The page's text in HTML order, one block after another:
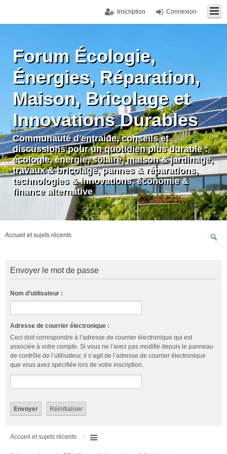
Connexion
Inscription
Forum Écologie,
Énergies, Réparation,
Maison, Bricolage et
Innovations Durables
Communauté d'entraide, conseils et
discussions pour un quotidien plus durable :
écologie, énergie, solaire, maison & jardinage,
travaux & bricolage, pannes & réparations,
technologies & innovations, économie &
finance alternative
Accueil et sujets récents
Envoyer le mot de passe
Nom d’utilisateur :
Adresse de courrier électronique :
Ceci doit correspondre à l’adresse de courrier électronique qui est
associée à votre compte. Si vous ne l’avez pas modifié depuis le panneau
de contrôle de l’utilisateur, il s’agit de l’adresse de courrier électronique
que vous avez spécifiée lors de votre inscription.
Accueil et sujets récents